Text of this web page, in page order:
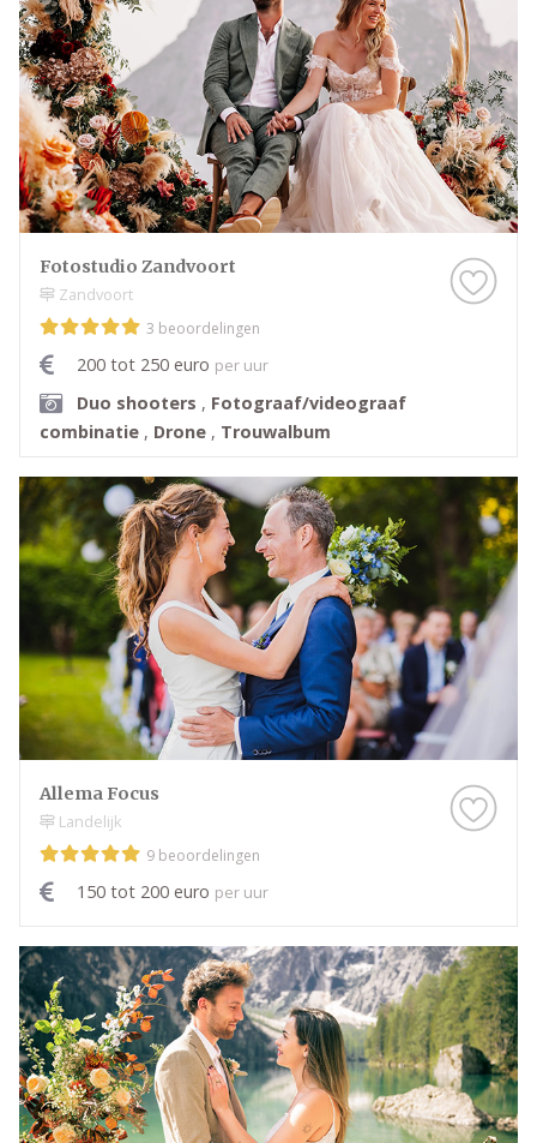
Fotostudio Zandvoort
Zandvoort
3 beoordelingen
200 tot 250 euro per uur
Duo shooters , Fotograaf/videograaf
combinatie , Drone , Trouwalbum
Allema Focus
Landelijk
9 beoordelingen
150 tot 200 euro per uur